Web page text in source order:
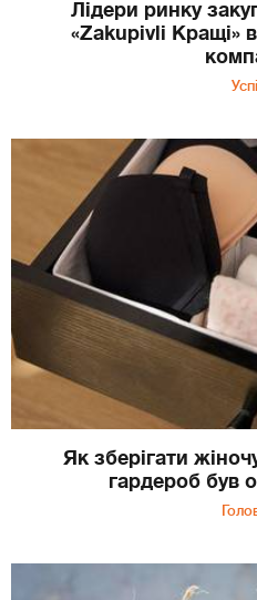
Лідери ринку
«Zakupivli Кращі»
Як зберігати
гардероб був